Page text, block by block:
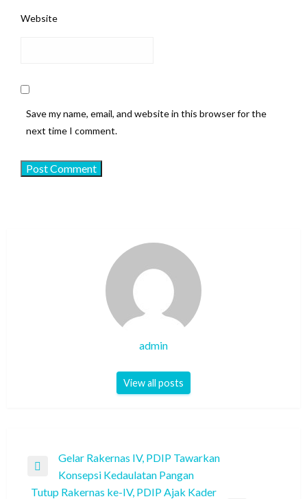
Website
Save my name, email, and website in this browser for the
next time I comment.
admin
View all posts
Post
navigation
Previous
Post
Gelar Rakernas IV, PDIP Tawarkan
Konsepsi Kedaulatan Pangan
Tutup Rakernas ke-IV, PDIP Ajak Kader